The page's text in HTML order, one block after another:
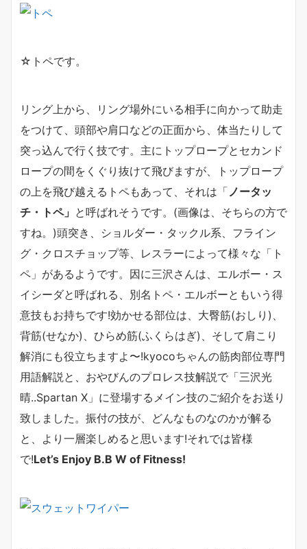
☆トペです。
リング上から、リング場外にいる相手に向かって助走
をつけて、頭部や肩口などの正面から、体当たりして
突っ込んで行く技です。主にトップロープとセカンド
ロープの間をくぐり抜けて飛びますが、トップロープ
の上を飛び越えるトペもあって、それは「 ノータッ
チ・トペ」 と呼ばれそうです。(画像は、そちらの方で
すね。)頭突き、ショルダー・タックル系、フライン
グ・クロスチョップ等、レスラーによって様々な「ト
ペ」があるようです。因に三沢さんは、エルボー・ス
イシーダと呼ばれる、別名トペ・エルボーともいう得
意技もお持ちです!効かせる部位は、大臀筋(おしり)、
背筋(せなか)、ひらめ筋(ふくらはぎ)、そして肩こり
解消にも役立ちますよ〜!kyocoちゃんの筋肉部位専門
用語解説と、おやびんのプロレス技解説で「三沢光
晴..Spartan X」に登場するメイン技のご紹介をお送り
致しました。振付の技が、どんなものなのかが解る
と、より一層楽しめると思います!それでは皆様
で!Let’s Enjoy B.B W of Fitness!